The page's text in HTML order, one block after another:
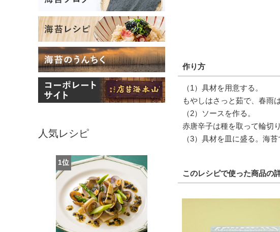
人気レシピ
作り方
（1）具材を用意する。
もやしはさっと茹で、春雨
（2）ソースを作る。
赤唐辛子は種を取って輪切
（3）具材を皿に盛る。海
このレシピで使った商品の